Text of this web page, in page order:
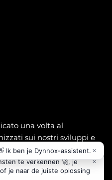
una volta al
sui nostri sviluppi e